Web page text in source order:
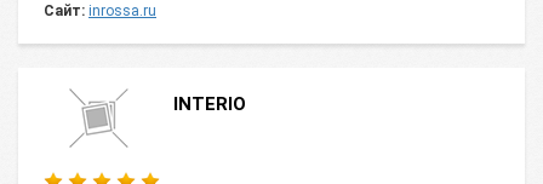
Сайт: inrossa.ru
INTERIO